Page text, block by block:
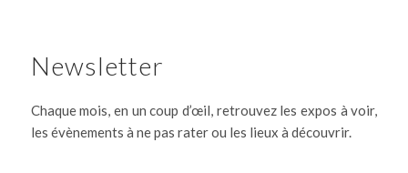
Newsletter
Chaque mois, en un coup d’œil, retrouvez les expos à voir,
les évènements à ne pas rater ou les lieux à découvrir.